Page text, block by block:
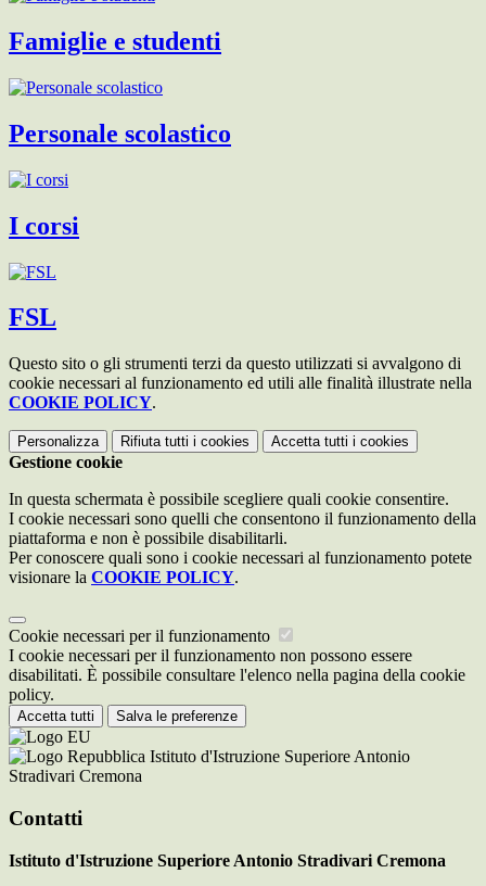
Famiglie e studenti
Personale scolastico
I corsi
FSL
Questo sito o gli strumenti terzi da questo utilizzati si avvalgono di
cookie necessari al funzionamento ed utili alle finalità illustrate nella
COOKIE POLICY.
Personalizza Rifiuta tutti i cookies Accetta tutti i cookies
Gestione cookie
In questa schermata è possibile scegliere quali cookie consentire.
I cookie necessari sono quelli che consentono il funzionamento della
piattaforma e non è possibile disabilitarli.
Per conoscere quali sono i cookie necessari al funzionamento potete
visionare la COOKIE POLICY.
Cookie necessari per il funzionamento
I cookie necessari per il funzionamento non possono essere
disabilitati. È possibile consultare l'elenco nella pagina della cookie
policy.
Accetta tutti Salva le preferenze
Istituto d'Istruzione Superiore Antonio
Stradivari Cremona
Contatti
Istituto d'Istruzione Superiore Antonio Stradivari Cremona